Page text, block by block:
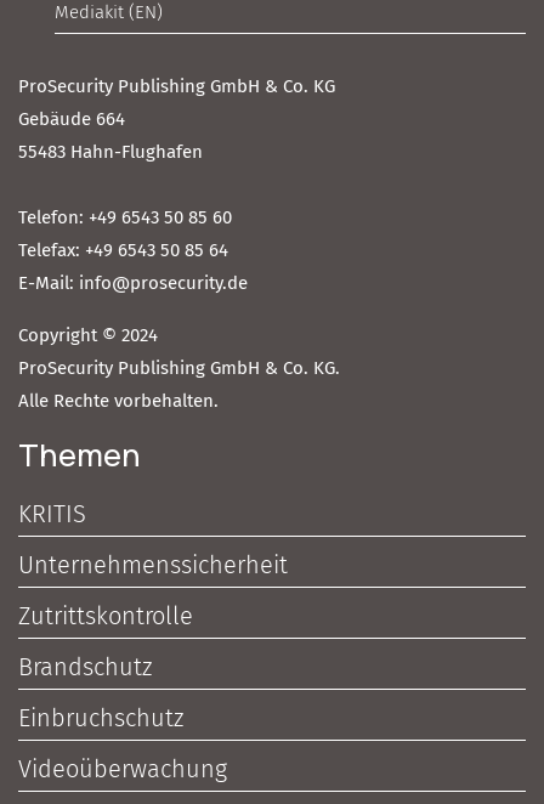
Mediakit (EN)
ProSecurity Publishing GmbH & Co. KG
Gebäude 664
55483 Hahn-Flughafen
Telefon: +49 6543 50 85 60
Telefax: +49 6543 50 85 64
E-Mail: info@prosecurity.de
Copyright © 2024
ProSecurity Publishing GmbH & Co. KG.
Alle Rechte vorbehalten.
Themen
KRITIS
Unternehmenssicherheit
Zutrittskontrolle
Brandschutz
Einbruchschutz
Videoüberwachung